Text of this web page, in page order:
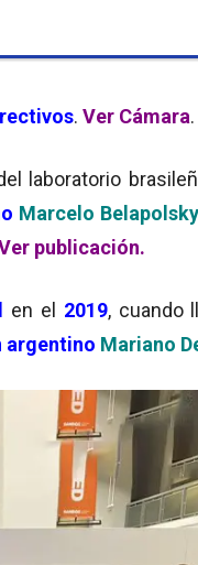
. Ver Cámara.
laboratorio
Marcelo Belapolsky
publicación.
en el 2019, cuando
argentino Mariano